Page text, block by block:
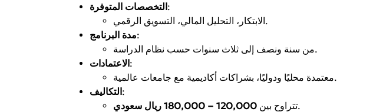
التخصصات المتوفرة:
الابتكار، التحليل المالي، التسويق الرقمي.
مدة البرنامج:
من سنة ونصف إلى ثلاث سنوات حسب نظام الدراسة.
الاعتمادات:
معتمدة محليًا ودوليًا، بشراكات أكاديمية مع جامعات عالمية.
التكاليف:
تتراوح بين 120,000 – 180,000 ريال سعودي
.